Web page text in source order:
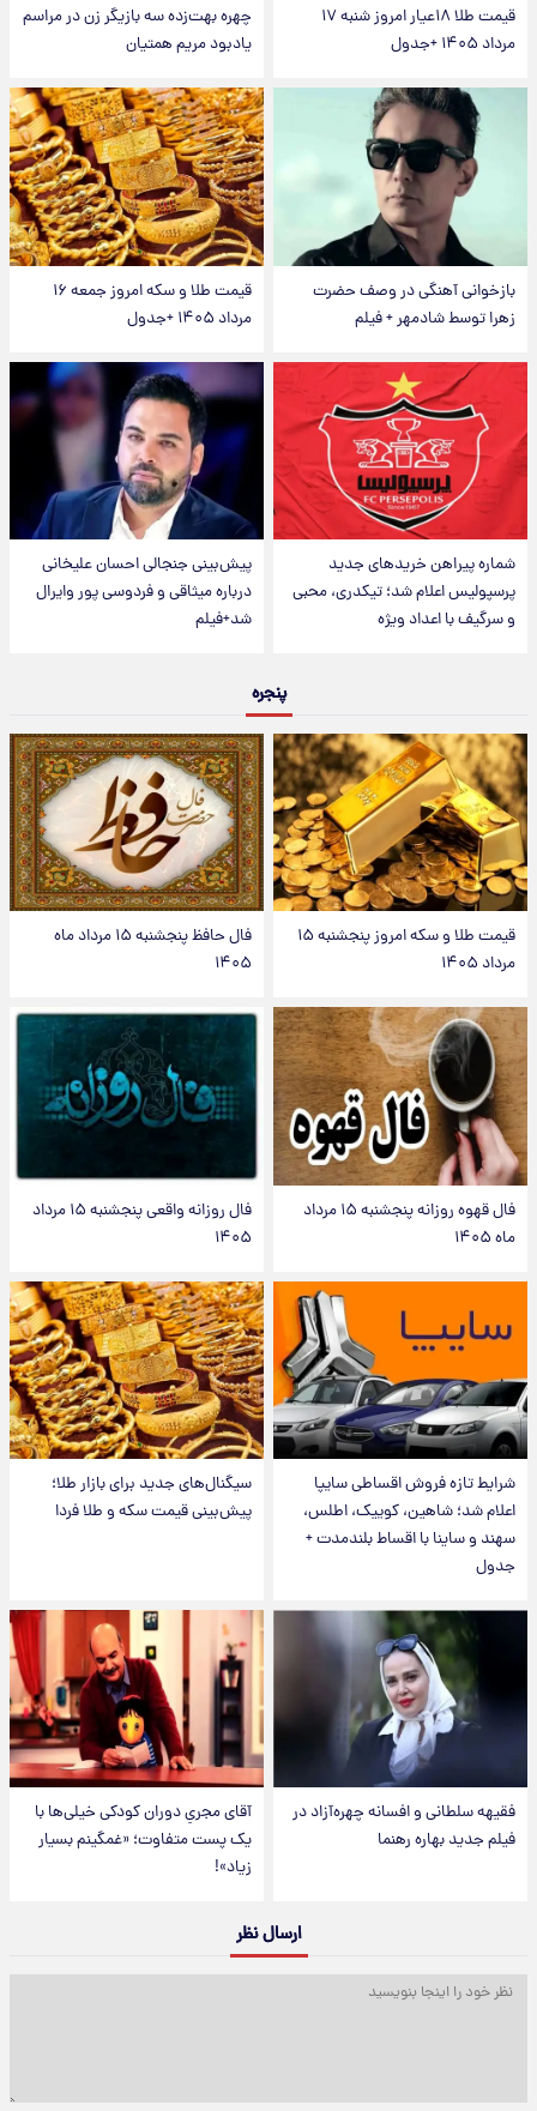
قیمت طلا ۱۸عیار امروز شنبه ۱۷
مرداد ۱۴۰۵ +جدول
چهره بهت‌زده سه بازیگر زن در مراسم
یادبود مریم همتیان
بازخوانی آهنگی در وصف حضرت
زهرا توسط شادمهر + فیلم
قیمت طلا و سکه امروز جمعه ۱۶
مرداد ۱۴۰۵ +جدول
شماره پیراهن خریدهای جدید
پرسپولیس اعلام شد؛ تیکدری، محبی
و سرگیف با اعداد ویژه
پیش‌بینی جنجالی احسان علیخانی
درباره میثاقی و فردوسی پور وایرال
شد+فیلم
پنجره
قیمت طلا و سکه امروز پنجشنبه ۱۵
مرداد ۱۴۰۵
فال حافظ پنجشنبه ۱۵ مرداد ماه
۱۴۰۵
فال قهوه روزانه پنجشنبه ۱۵ مرداد
ماه ۱۴۰۵
فال روزانه واقعی پنجشنبه ۱۵ مرداد
۱۴۰۵
شرایط تازه فروش اقساطی سایپا
اعلام شد؛ شاهین، کوییک، اطلس،
سهند و ساینا با اقساط بلندمدت +
جدول
سیگنال‌های جدید برای بازار طلا؛
پیش‌بینی قیمت سکه و طلا فردا
فقیهه سلطانی و افسانه چهره‌آزاد در
فیلم جدید بهاره رهنما
آقای مجریِ دوران کودکی خیلی‌ها با
یک پست متفاوت؛ «غمگینم بسیار
زیاد»!
ارسال نظر